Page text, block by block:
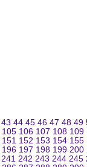
43 44 45 46 47 48 49
105 106 107 108 109
151 152 153 154 155
196 197 198 199 200
241 242 243 244 245